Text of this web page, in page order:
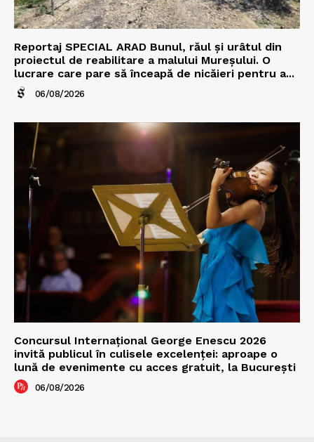
Reportaj SPECIAL ARAD Bunul, răul și urâtul din
proiectul de reabilitare a malului Mureșului. O
lucrare care pare să înceapă de nicăieri pentru a...
06/08/2026
Concursul Internațional George Enescu 2026
invită publicul în culisele excelenței: aproape o
lună de evenimente cu acces gratuit, la București
06/08/2026